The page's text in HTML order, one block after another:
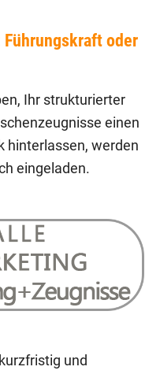
oder
Ihr strukturierter
einen
hinterlassen, werden
eingeladen.
und